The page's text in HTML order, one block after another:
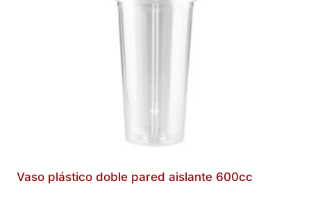
Vaso plástico doble pared aislante 600cc